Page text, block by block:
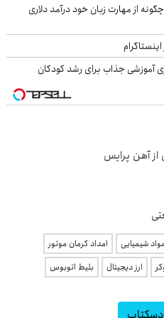
از مهارت زبان خود درآمد دلاری
آموزشی جذاب برای رشد کودکان
آهن پرایس
شیمیایی
امداد کرمان موتور
ارز دیجیتال بلیط اتوبوس